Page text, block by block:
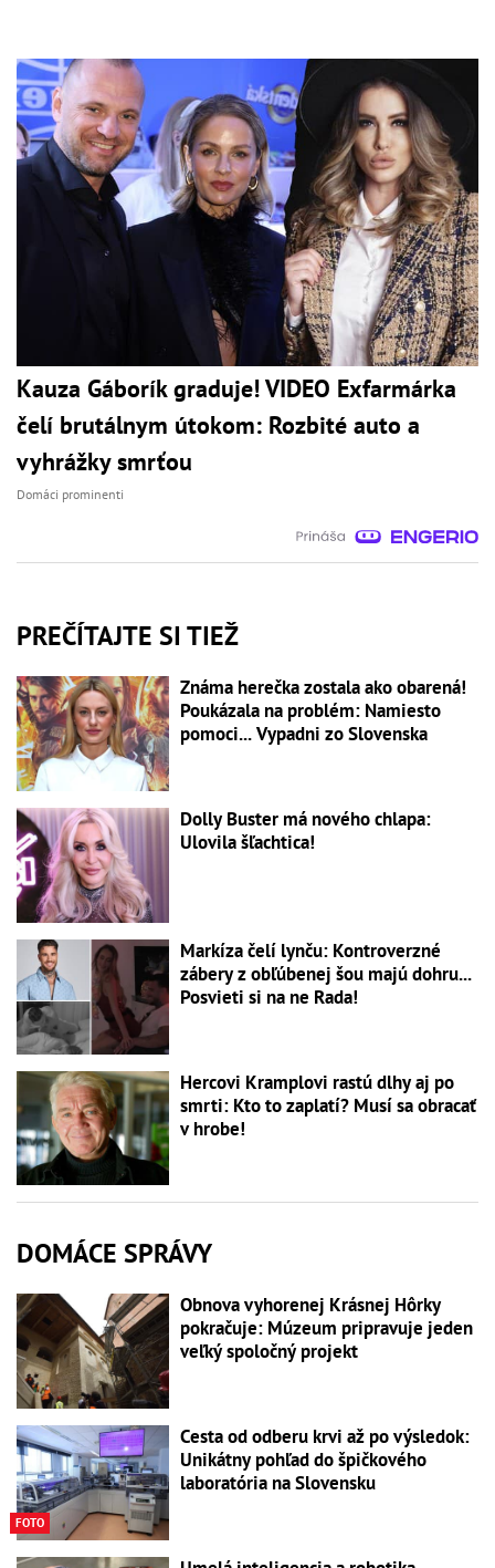
Kauza Gáborík graduje! VIDEO Exfarmárka
čelí brutálnym útokom: Rozbité auto a
vyhrážky smrťou
Domáci prominenti
PREČÍTAJTE SI TIEŽ
Známa herečka zostala ako obarená!
Poukázala na problém: Namiesto
pomoci... Vypadni zo Slovenska
Dolly Buster má nového chlapa:
Ulovila šľachtica!
Markíza čelí lynču: Kontroverzné
zábery z obľúbenej šou majú dohru...
Posvieti si na ne Rada!
Hercovi Kramplovi rastú dlhy aj po
smrti: Kto to zaplatí? Musí sa obracať
v hrobe!
DOMÁCE SPRÁVY
Obnova vyhorenej Krásnej Hôrky
pokračuje: Múzeum pripravuje jeden
veľký spoločný projekt
FOTO
Cesta od odberu krvi až po výsledok:
Unikátny pohľad do špičkového
laboratória na Slovensku